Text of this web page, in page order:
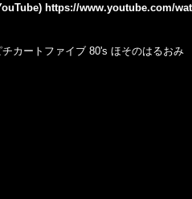
https://www.youtube.com/
チカートファイブ 80's ほそのはるおみ